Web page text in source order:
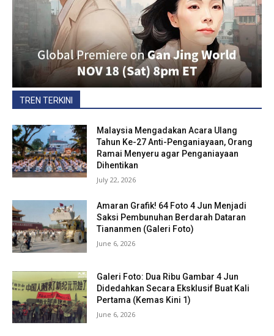
TREN TERKINI
Malaysia Mengadakan Acara Ulang
Tahun Ke-27 Anti-Penganiayaan, Orang
Ramai Menyeru agar Penganiayaan
Dihentikan
July 22, 2026
Amaran Grafik! 64 Foto 4 Jun Menjadi
Saksi Pembunuhan Berdarah Dataran
Tiananmen (Galeri Foto)
June 6, 2026
Galeri Foto: Dua Ribu Gambar 4 Jun
Didedahkan Secara Eksklusif Buat Kali
Pertama (Kemas Kini 1)
June 6, 2026